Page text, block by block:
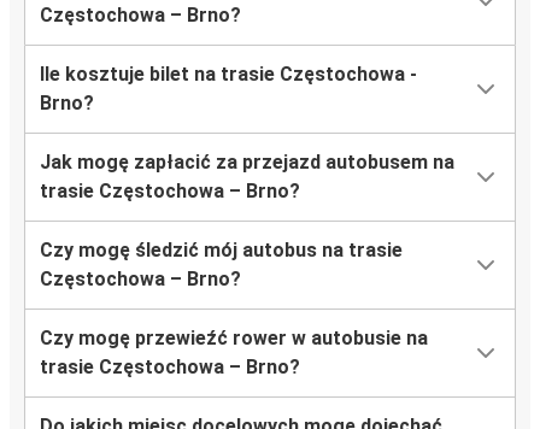
Częstochowa – Brno?
Ile kosztuje bilet na trasie Częstochowa -
Brno?
Jak mogę zapłacić za przejazd autobusem na
trasie Częstochowa – Brno?
Czy mogę śledzić mój autobus na trasie
Częstochowa – Brno?
Czy mogę przewieźć rower w autobusie na
trasie Częstochowa – Brno?